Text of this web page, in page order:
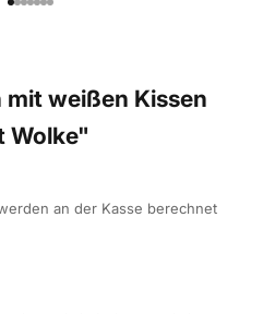
Gehe zu Element 1
Gehe zu Element 2
Gehe zu Element 3
Gehe zu Element 4
Gehe zu Element 5
Gehe zu Element 6
Gehe zu Element 7
mit weißen Kissen
Wolke"
an der Kasse berechnet